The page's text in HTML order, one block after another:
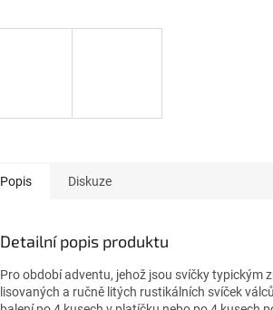
Popis Diskuze
Detailní popis produktu
Pro období adventu, jehož jsou svíčky typickým
lisovaných a ručně litých rustikálních svíček